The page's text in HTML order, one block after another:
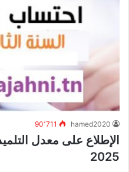
hamed2020 90٬711
2025